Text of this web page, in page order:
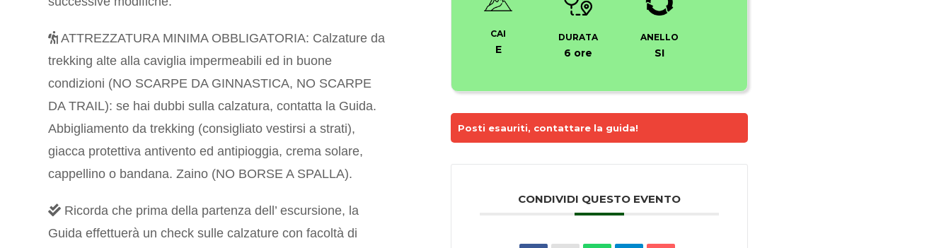
ATTREZZATURA MINIMA OBBLIGATORIA: Calzature da
trekking alte alla caviglia impermeabili ed in buone
condizioni (NO SCARPE DA GINNASTICA, NO SCARPE
DA TRAIL): se hai dubbi sulla calzatura, contatta la Guida.
Abbigliamento da trekking (consigliato vestirsi a strati),
giacca protettiva antivento ed antipioggia, crema solare,
cappellino o bandana. Zaino (NO BORSE A SPALLA).
Ricorda che prima della partenza dell’ escursione, la
Guida effettuerà un check sulle calzature con facoltà di
CAI
E
DURATA
6 ore
ANELLO
SI
Posti esauriti, contattare la guida!
CONDIVIDI QUESTO EVENTO